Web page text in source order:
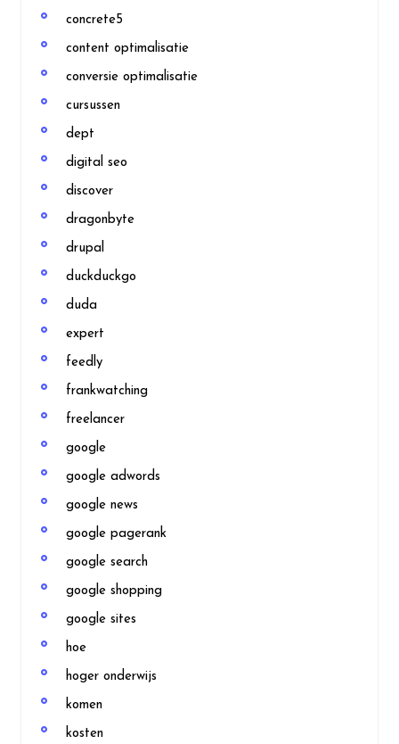
concrete5
content optimalisatie
conversie optimalisatie
cursussen
dept
digital seo
discover
dragonbyte
drupal
duckduckgo
duda
expert
feedly
frankwatching
freelancer
google
google adwords
google news
google pagerank
google search
google shopping
google sites
hoe
hoger onderwijs
komen
kosten